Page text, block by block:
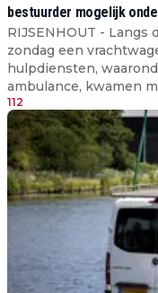
bestuurder mogelijk
RIJSENHOUT -
zondag een
hulpdiensten,
ambulance, kwamen
112